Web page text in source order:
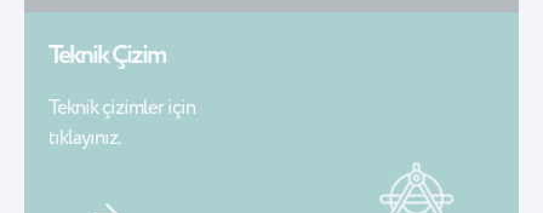
Teknik Çizim
Teknik çizimler için
tıklayınız.